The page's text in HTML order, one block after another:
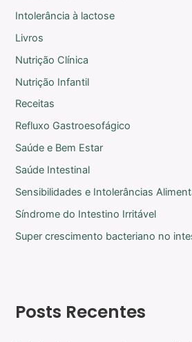
Intolerância à lactose
Livros
Nutrição Clínica
Nutrição Infantil
Receitas
Refluxo Gastroesofágico
Saúde e Bem Estar
Saúde Intestinal
Sensibilidades e Intolerâncias
Síndrome do Intestino Irritável
Super crescimento bacteriano no
Posts Recentes